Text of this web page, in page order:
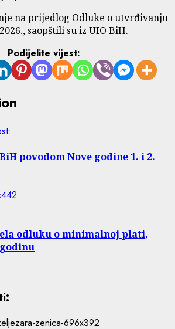
na prijedlog Odluke o utvrđivanju
saopštili su iz UIO BiH.
Podijelite vijest:
povodom Nove godine 1. i 2.
odluku o minimalnoj plati,
godinu